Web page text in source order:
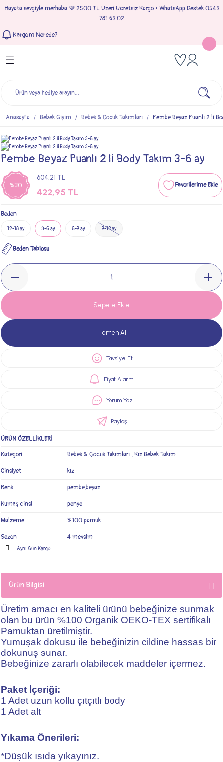
Hayata sevgiyle merhaba 💜 2500 TL Üzeri Ücretsiz Kargo • WhatsApp Destek 0549
781 69 02
Kargom Nerede?
Geri Dön
Geri Dön
Geri Dön
Geri Dön
Anasayfa Bebek Giyim Bebek & Çocuk Takımları Pembe Beyaz Puanlı 2 li
Pembe Beyaz Puanlı 2 li Body Takım 3-6 ay
%30
604,21 TL
422,95 TL
Beden
12-18 ay 3-6 ay 6-9 ay 9-12 ay
Beden Tablosu
Sepete Ekle
Hemen Al
Tavsiye Et
Fiyat Alarmı
Yorum Yaz
Paylaş
ÜRÜN ÖZELLİKLERİ
Kategori Bebek & Çocuk Takımları ,Kız Bebek Takım
Cinsiyet kız
Renk pembe,beyaz
Kumaş cinsi penye
Malzeme %100 pamuk
Sezon 4 mevsim
Aynı Gün Kargo
Ürün Bilgisi
Üretim amacı en kaliteli ürünü bebeğinize sunmak
olan bu ürün %100 Organik OEKO-TEX sertifikalı
Pamuktan üretilmiştir.
Yumuşak dokusu ile bebeğinizin cildine hassas bir
dokunuş sunar.
Bebeğinize zararlı olabilecek maddeler içermez.
Paket İçeriği:
1 Adet uzun kollu çıtçıtlı body
1 Adet alt
Yıkama Önerileri:
*Düşük ısıda yıkayınız.